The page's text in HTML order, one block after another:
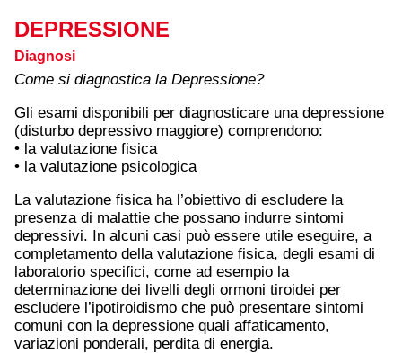
DEPRESSIONE
Diagnosi
Come si diagnostica la Depressione?
Gli esami disponibili per diagnosticare una depressione
(disturbo depressivo maggiore) comprendono:
• la valutazione fisica
• la valutazione psicologica
La valutazione fisica ha l’obiettivo di escludere la
presenza di malattie che possano indurre sintomi
depressivi. In alcuni casi può essere utile eseguire, a
completamento della valutazione fisica, degli esami di
laboratorio specifici, come ad esempio la
determinazione dei livelli degli ormoni tiroidei per
escludere l’ipotiroidismo che può presentare sintomi
comuni con la depressione quali affaticamento,
variazioni ponderali, perdita di energia.